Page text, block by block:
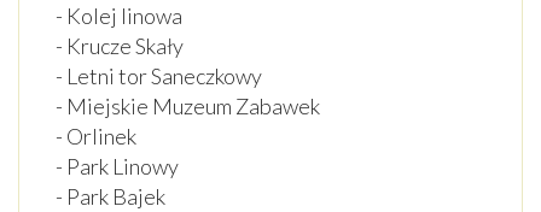
- Kolej linowa
- Krucze Skały
- Letni tor Saneczkowy
- Miejskie Muzeum Zabawek
- Orlinek
- Park Linowy
- Park Bajek